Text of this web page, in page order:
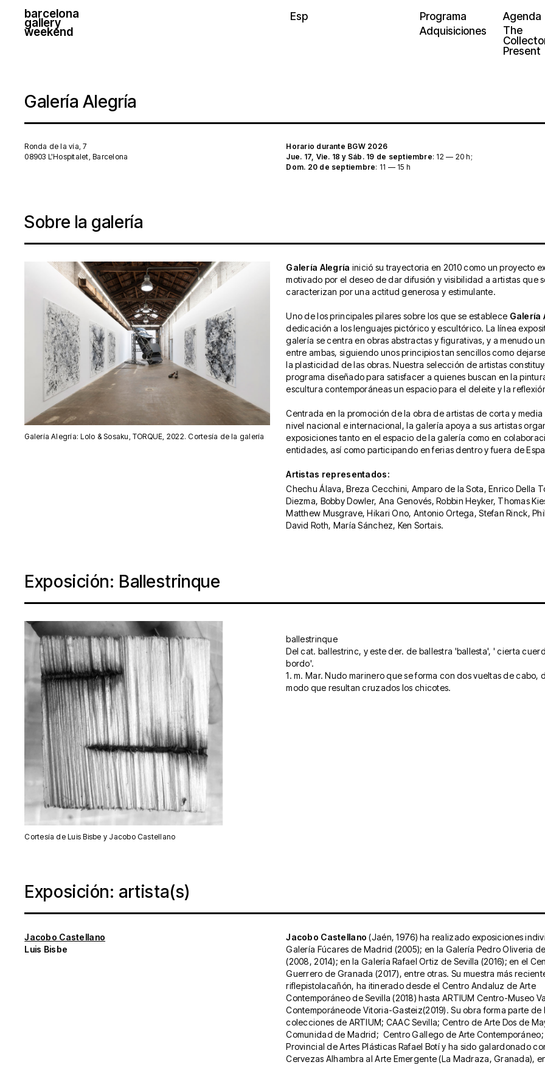
barcelona
gallery
weekend
Esp Programa Agenda
Adquisiciones
The
Present
Galería Alegría
Ronda de la vía, 7
08903 L'Hospitalet, Barcelona
Horario durante BGW 2026
Jue. 17, Vie. 18 y Sáb. 19 de septiembre: 12 — 20 h;
Dom. 20 de septiembre: 11 — 15 h
Sobre la galería
Galería Alegría: Lolo & Sosaku, TORQUE, 2022. Cortesía de la galería
Galería Alegría inició su trayectoria en 2010 como un proyecto
motivado por el deseo de dar difusión y visibilidad a artistas que
caracterizan por una actitud generosa y estimulante.
Uno de los principales pilares sobre los que se establece Galería
dedicación a los lenguajes pictórico y escultórico. La línea
galería se centra en obras abstractas y figurativas, y a menudo
entre ambas, siguiendo unos principios tan sencillos como
la plasticidad de las obras. Nuestra selección de artistas
programa diseñado para satisfacer a quienes buscan en la
escultura contemporáneas un espacio para el deleite y la
Centrada en la promoción de la obra de artistas de corta y
nivel nacional e internacional, la galería apoya a sus artistas
exposiciones tanto en el espacio de la galería como en
entidades, así como participando en ferias dentro y fuera de
Artistas representados:
Chechu Álava, Breza Cecchini, Amparo de la Sota, Enrico Della
Diezma, Bobby Dowler, Ana Genovés, Robbin Heyker, Thomas
Matthew Musgrave, Hikari Ono, Antonio Ortega, Stefan Rinck,
David Roth, María Sánchez, Ken Sortais.
Exposición: Ballestrinque
Cortesía de Luis Bisbe y Jacobo Castellano
ballestrinque
Del cat. ballestrinc, y este der. de ballestra 'ballesta', ' cierta
bordo'.
1. m. Mar. Nudo marinero que se forma con dos vueltas de cabo,
modo que resultan cruzados los chicotes.
Exposición: artista(s)
Jacobo Castellano
Luis Bisbe
Jacobo Castellano (Jaén, 1976) ha realizado exposiciones
Galería Fúcares de Madrid (2005); en la Galería Pedro Oliveria
(2008, 2014); en la Galería Rafael Ortiz de Sevilla (2016); en el
Guerrero de Granada (2017), entre otras. Su muestra más
riflepistolacañón, ha itinerado desde el Centro Andaluz de Arte
Contemporáneo de Sevilla (2018) hasta ARTIUM Centro-Museo
Contemporáneode Vitoria-Gasteiz(2019). Su obra forma parte de
colecciones de ARTIUM; CAAC Sevilla; Centro de Arte Dos de
Comunidad de Madrid; Centro Gallego de Arte Contemporáneo;
Provincial de Artes Plásticas Rafael Botí y ha sido galardonado
Cervezas Alhambra al Arte Emergente (La Madraza, Granada),